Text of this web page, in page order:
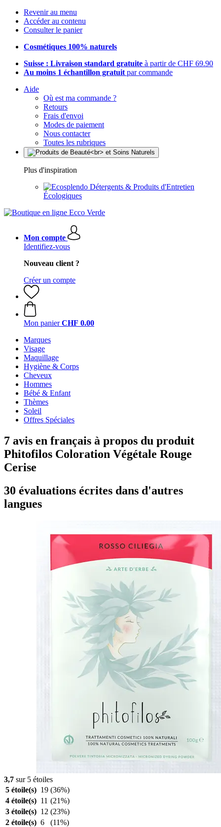
Revenir au menu
Accéder au contenu
Consulter le panier
Cosmétiques 100% naturels
Suisse : Livraison standard gratuite à partir de CHF 69.90
Au moins 1 échantillon gratuit par commande
Aide
Où est ma commande ?
Retours
Frais d'envoi
Modes de paiement
Nous contacter
Toutes les rubriques
Plus d'inspiration
Détergents & Produits d'Entretien
Écologiques
Mon compte
Identifiez-vous
Nouveau client ?
Créer un compte
Mon panier CHF 0.00
Marques
Visage
Maquillage
Hygiène & Corps
Cheveux
Hommes
Bébé & Enfant
Thèmes
Soleil
Offres Spéciales
7 avis en français à propos du produit
Phitofilos Coloration Végétale Rouge
Cerise
30 évaluations écrites dans d'autres
langues
3,7 sur 5 étoiles
5 étoile(s) 19 (36%)
4 étoile(s) 11 (21%)
3 étoile(s) 12 (23%)
2 étoile(s) 6
(11%)